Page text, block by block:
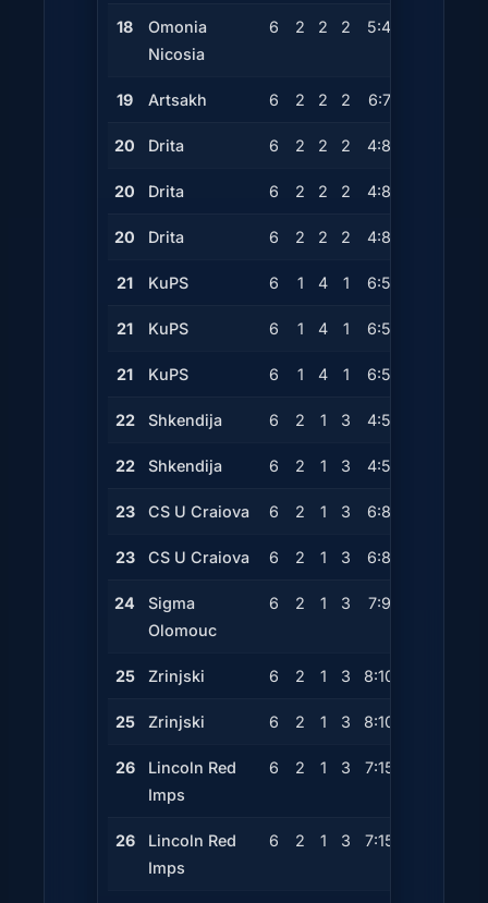
18
Omonia
Nicosia
6 2 2 2 5:4
19 Artsakh 6 2 2 2 6:7
20 Drita 6 2 2 2 4:8
20 Drita 6 2 2 2 4:8
20 Drita 6 2 2 2 4:8
21 KuPS 6 1 4 1 6:5
21 KuPS 6 1 4 1 6:5
21 KuPS 6 1 4 1 6:5
22 Shkendija 6 2 1 3 4:5
22 Shkendija 6 2 1 3 4:5
23 CS U Craiova 6 2 1 3 6:8
23 CS U Craiova 6 2 1 3 6:8
24
Sigma
Olomouc
6 2 1 3 7:9
25 Zrinjski 6 2 1 3 8:10
25 Zrinjski 6 2 1 3 8:10
26
Lincoln Red
Imps
6 2 1 3 7:15
26
Lincoln Red
Imps
6 2 1 3 7:15